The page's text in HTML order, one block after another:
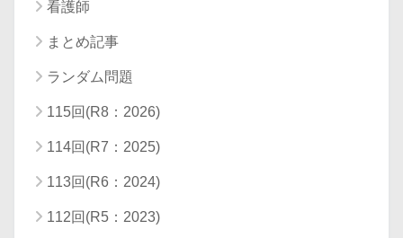
看護師
まとめ記事
ランダム問題
115回(R8：2026)
114回(R7：2025)
113回(R6：2024)
112回(R5：2023)